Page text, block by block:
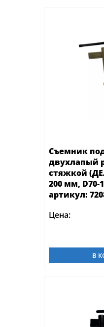
Съемник
двухлапый
стяжкой
200 мм, D70-
артикул:
Цена:
В